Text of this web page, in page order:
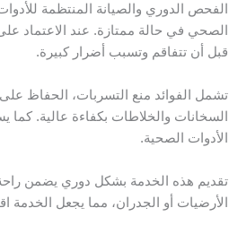
الفحص الدوري والصيانة المنتظمة
الصحي في حالة ممتازة. عند الاعتماد
قبل أن تتفاقم وتسبب أضرار كبيرة.
تشمل الفوائد منع التسربات، الحفاظ
السخانات والخلاطات بكفاءة عالية. كما
الأدوات الصحية.
تقديم هذه الخدمة بشكل دوري يضمن راحة
الأرضيات أو الجدران، مما يجعل الخدمة